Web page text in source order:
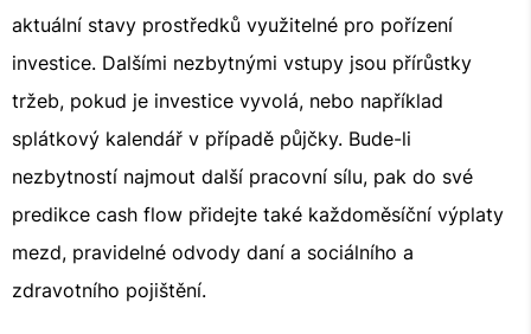
aktuální stavy prostředků využitelné pro pořízení
investice. Dalšími nezbytnými vstupy jsou přírůstky
tržeb, pokud je investice vyvolá, nebo například
splátkový kalendář v případě půjčky. Bude-li
nezbytností najmout další pracovní sílu, pak do své
predikce cash flow přidejte také každoměsíční výplaty
mezd, pravidelné odvody daní a sociálního a
zdravotního pojištění.